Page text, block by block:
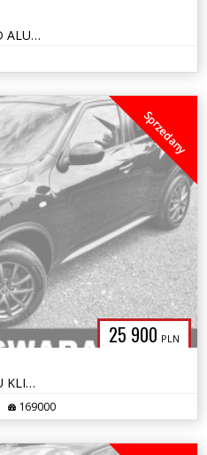
1.6i 132KM NAVI KAMERA LED ALU Grz.FOTELE KLIMATRONIK 2xPDC OPŁATY
25 900 PLN
Sprzedany
1.6i 117KM NAVI KAMERA ALU KLIMATRONIC WELUR OPŁATY GWARANCJA
169000